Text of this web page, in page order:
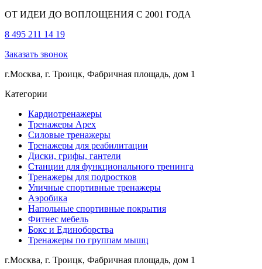
ОТ ИДЕИ ДО ВОПЛОЩЕНИЯ С 2001 ГОДА
8 495 211 14 19
Заказать звонок
г.Москва, г. Троицк, Фабричная площадь, дом 1
Категории
Кардиотренажеры
Тренажеры Apex
Силовые тренажеры
Тренажеры для реабилитации
Диски, грифы, гантели
Станции для функционального тренинга
Тренажеры для подростков
Уличные спортивные тренажеры
Аэробика
Напольные спортивные покрытия
Фитнес мебель
Бокс и Единоборства
Тренажеры по группам мышц
г.Москва, г. Троицк, Фабричная площадь, дом 1